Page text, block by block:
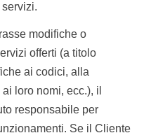
modifiche o
offerti (a titolo
ai codici, alla
loro nomi, ecc.), il
responsabile per
Se il Cliente